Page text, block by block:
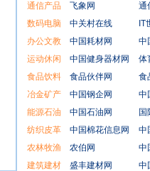
通信产品
飞象网
通
数码电脑
中关村在线
IT
办公文教
中国耗材网
中
运动休闲
中国健身器材网
体
食品饮料
食品伙伴网
食
冶金矿产
中国钢企网
中
能源石油
中国石油网
国
纺织皮革
中国棉花信息网
中
农林牧渔
农伯网
中
建筑建材
盛丰建材网
中